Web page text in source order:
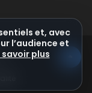
et, avec
l’audience et
savoir plus